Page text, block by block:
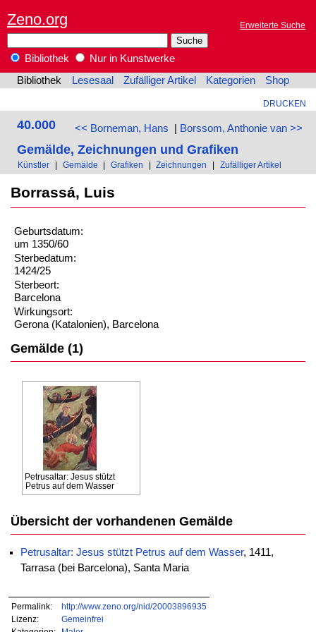
Zeno.org Erweiterte Suche
Bibliothek
Nur in Kunstwerke
Bibliothek
Lesesaal Zufälliger Artikel Kategorien Shop
DRUCKEN
<< Borneman, Hans | Borssom, Anthonie van >>
40.000
Gemälde, Zeichnungen und Grafiken
Künstler | Gemälde | Grafiken | Zeichnungen | Zufälliger Artikel
Borrassá, Luis
Geburtsdatum:
um 1350/60
Sterbedatum:
1424/25
Sterbeort:
Barcelona
Wirkungsort:
Gerona (Katalonien), Barcelona
Gemälde (1)
Petrusaltar: Jesus stützt
Petrus auf dem Wasser
Übersicht der vorhandenen Gemälde
Petrusaltar: Jesus stützt Petrus auf dem Wasser, 1411,
Tarrasa (bei Barcelona), Santa Maria
Permalink:
http://www.zeno.org/nid/20003896935
Lizenz:
Gemeinfrei